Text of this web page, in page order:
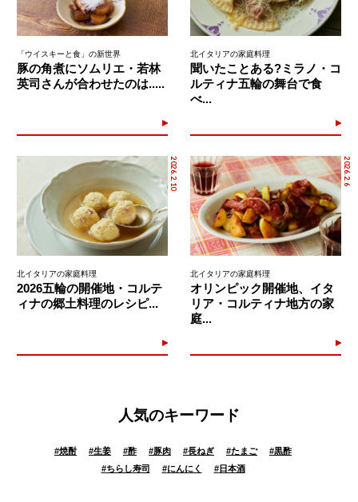
「ウイスキーと食」の新世界
豚の角煮にソムリエ・若林
英司さんが合わせたのは.....
北イタリアの家庭料理
聞いたことある?ミラノ・コ
ルティナ五輪の舞台で食
べ...
2026.2.10
北イタリアの家庭料理
2026五輪の開催地・コルテ
ィナの郷土料理のレシピ...
2026.2.6
北イタリアの家庭料理
オリンピック開催地、イタ
リア・コルティナ地方の家
庭...
人気のキーワード
#焼酎 #生姜 #酢 #豚肉 #長ねぎ #たまご #黒酢
#ちらし寿司 #にんにく #日本酒